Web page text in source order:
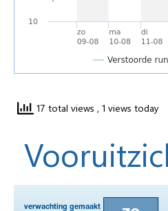
17 total views , 1 views today